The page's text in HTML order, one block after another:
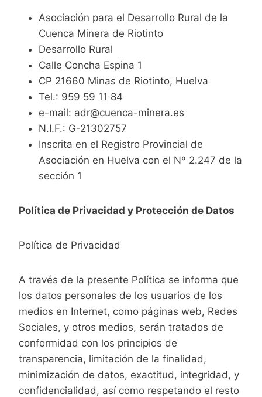
Asociación para el Desarrollo Rural de la
Cuenca Minera de Riotinto
Desarrollo Rural
Calle Concha Espina 1
CP 21660 Minas de Riotinto, Huelva
Tel.: 959 59 11 84
e-mail: adr@cuenca-minera.es
N.I.F.: G-21302757
Inscrita en el Registro Provincial de
Asociación en Huelva con el Nº 2.247 de la
sección 1
Política de Privacidad y Protección de Datos
Política de Privacidad
A través de la presente Política se informa que
los datos personales de los usuarios de los
medios en Internet, como páginas web, Redes
Sociales, y otros medios, serán tratados de
conformidad con los principios de
transparencia, limitación de la finalidad,
minimización de datos, exactitud, integridad, y
confidencialidad, así como respetando el resto